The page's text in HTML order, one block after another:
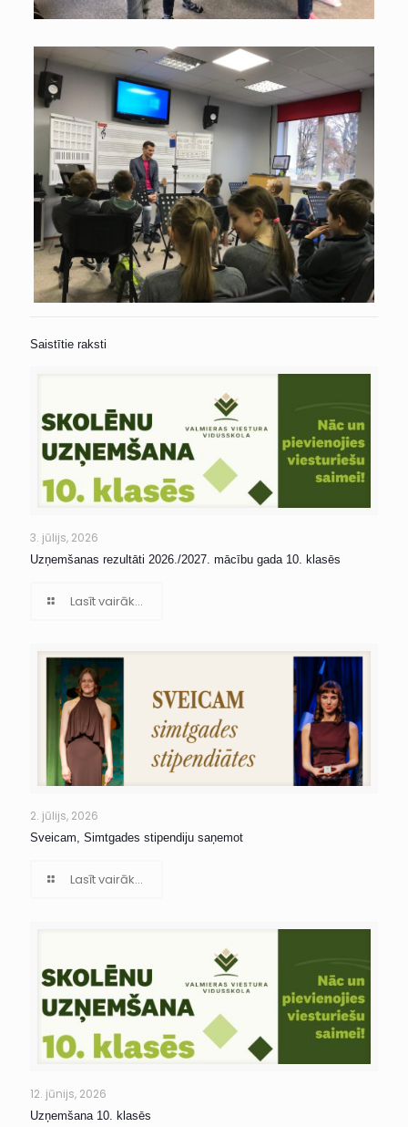
Saistītie raksti
3. jūlijs, 2026
Uzņemšanas rezultāti 2026./2027. mācību gada 10. klasēs
Lasīt vairāk...
2. jūlijs, 2026
Sveicam, Simtgades stipendiju saņemot
Lasīt vairāk...
12. jūnijs, 2026
Uzņemšana 10. klasēs